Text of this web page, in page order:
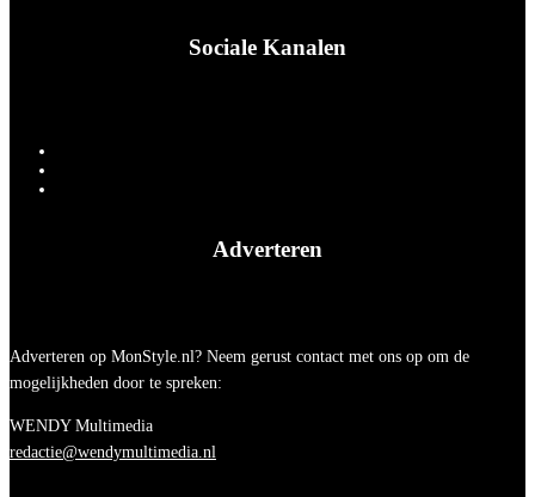
Sociale Kanalen
Adverteren
Adverteren op MonStyle.nl? Neem gerust contact met ons op om de
mogelijkheden door te spreken:
WENDY Multimedia
redactie@wendymultimedia.nl